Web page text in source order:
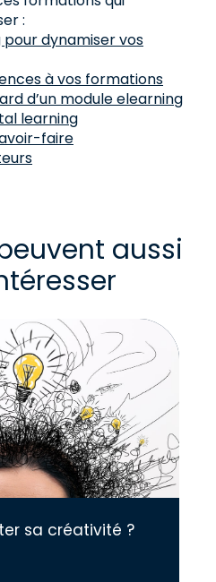
:
dynamiser vos
à vos formations
d’un module elearning
learning
faire
aussi
sa créativité ?